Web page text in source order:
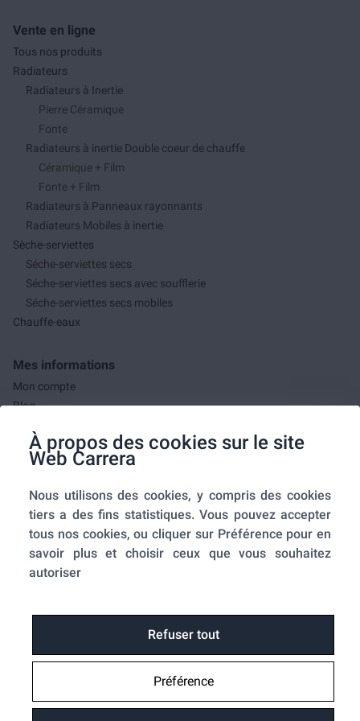
À propos des cookies sur le site
Web Carrera
Nous utilisons des cookies, y compris des cookies
tiers a des fins statistiques. Vous pouvez accepter
tous nos cookies, ou cliquer sur Préférence pour en
savoir plus et choisir ceux que vous souhaitez
autoriser
Refuser tout
Préférence
Vente en ligne
Tous nos produits
Radiateurs
Radiateurs à Inertie
Pierre Céramique
Fonte
Radiateurs à inertie Double coeur de chauffe
Céramique + Film
Fonte + Film
Radiateurs à Panneaux rayonnants
Radiateurs Mobiles à inertie
Sèche-serviettes
Séche-serviettes secs
Séche-serviettes secs avec soufflerie
Séche-serviettes secs mobiles
Chauffe-eaux
Mes informations
Mon compte
Blog
Mes commandes
A propos de nous
A propos
Mentions légales
Conditions générales de ventes
Utilisation des cookies